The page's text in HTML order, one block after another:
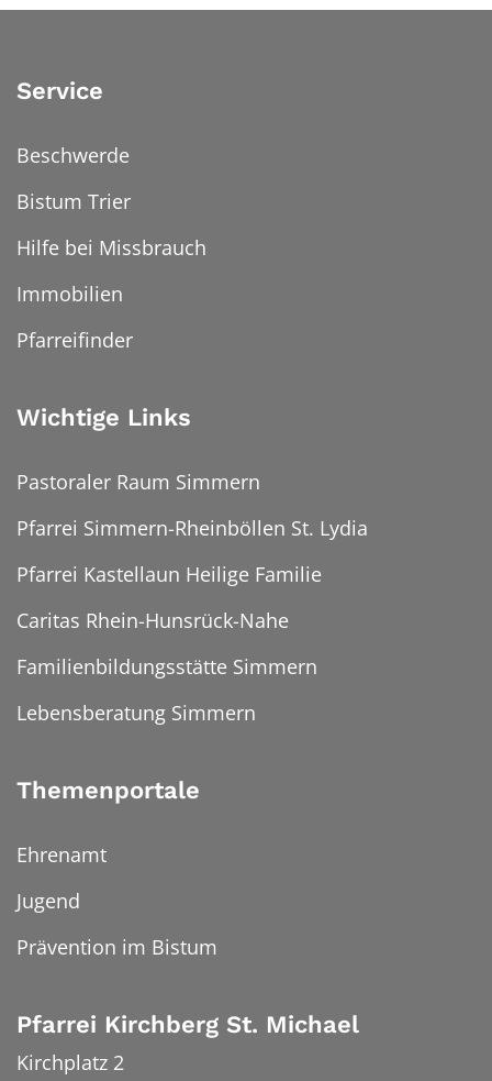
Service
Beschwerde
Bistum Trier
Hilfe bei Missbrauch
Immobilien
Pfarreifinder
Wichtige Links
Pastoraler Raum Simmern
Pfarrei Simmern-Rheinböllen St. Lydia
Pfarrei Kastellaun Heilige Familie
Caritas Rhein-Hunsrück-Nahe
Familienbildungsstätte Simmern
Lebensberatung Simmern
Themenportale
Ehrenamt
Jugend
Prävention im Bistum
Pfarrei Kirchberg St. Michael
Kirchplatz 2